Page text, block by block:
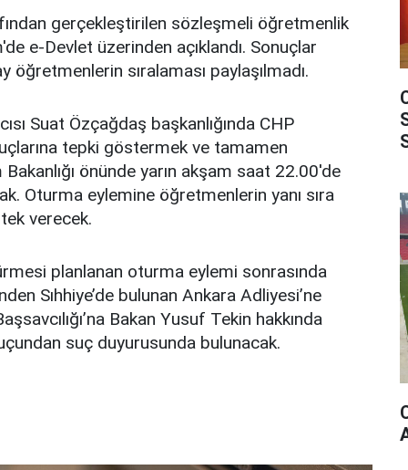
gerçekleştirilen sözleşmeli öğretmenlik
e-Devlet üzerinden açıklandı. Sonuçlar
öğretmenlerin sıralaması paylaşılmadı.
Suat Özçağdaş başkanlığında CHP
tepki göstermek ve tamamen
Bakanlığı önünde yarın akşam saat 22.00'de
Oturma eylemine öğretmenlerin yanı sıra
verecek.
planlanan oturma eylemi sonrasında
Sıhhiye’de bulunan Ankara Adliyesi’ne
Bakan Yusuf Tekin hakkında
suç duyurusunda bulunacak.